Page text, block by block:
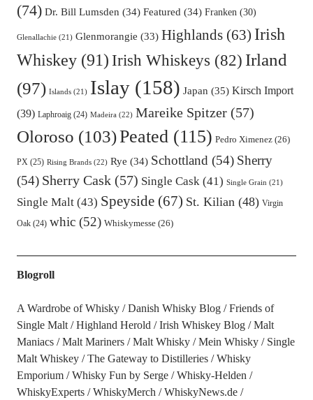
(74) Dr. Bill Lumsden (34) Featured (34) Franken(30)
Glenallachie(21) Glenmorangie (33) Highlands(63) Irish
Whiskey(91) Irish Whiskeys (82) Irland
(97) Islands(21) Islay(158) Japan (35) Kirsch Import
(39) Laphroaig(24) Madeira(22) Mareike Spitzer(57)
Oloroso (103)Peated(115) Pedro Ximenez(26)
PX(25) Rising Brands(22) Rye (34) Schottland (54) Sherry
(54) Sherry Cask(57) Single Cask(41) Single Grain (21)
Single Malt(43) Speyside(67) St. Kilian(48) Virgin
Oak(24) whic(52) Whiskymesse(26)
Blogroll
A Wardrobe of Whisky Danish Whisky Blog
Friends of
Single Malt
Highland Herold Irish Whiskey Blog
Malt
Maniacs
Malt Mariners Malt Whisky Mein Whisky
Single
Malt Whiskey
The Gateway to Distilleries
Whisky
Emporium
Whisky Fun by Serge
Whisky-Helden
WhiskyExperts
WhiskyMerch
WhiskyNews.de